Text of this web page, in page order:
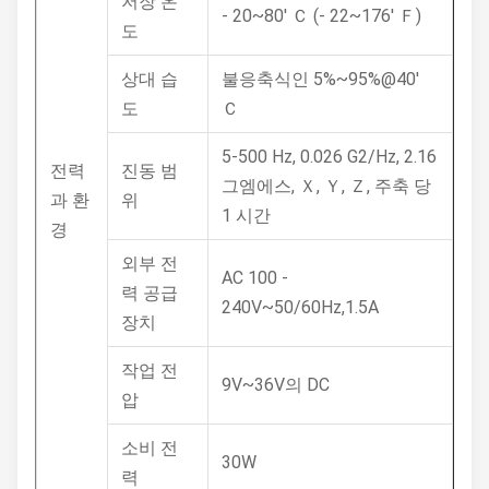
전력
과 환
경
도
- 20~80' Ｃ (- 22~176' Ｆ)
상대 습
도
불응축식인 5%~95%@40'
Ｃ
진동 범
위
5-500 Hz, 0.026 G2/Hz, 2.16
그엠에스, Ｘ, Ｙ, Ｚ, 주축 당
1 시간
외부 전
력 공급
장치
AC 100 -
240V~50/60Hz,1.5A
작업 전
압
9V~36V의 DC
소비 전
력
30W